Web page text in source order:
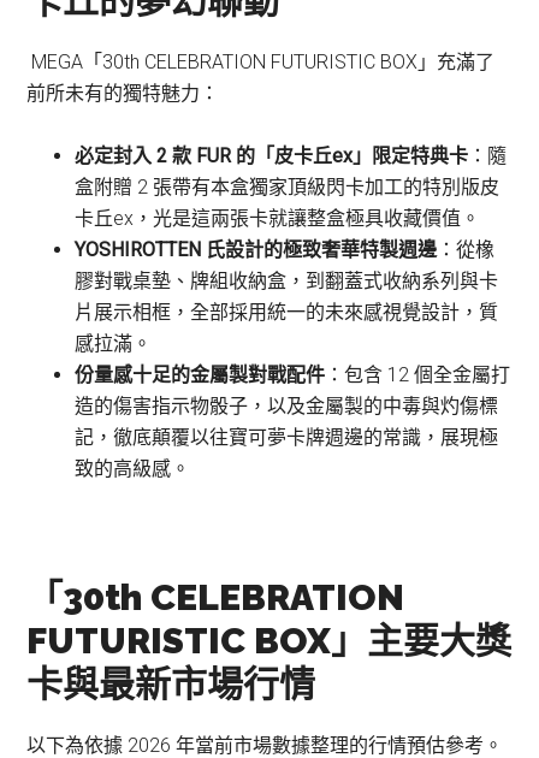
MEGA「30th CELEBRATION FUTURISTIC BOX」充滿了
前所未有的獨特魅力：
必定封入 2 款 FUR 的「皮卡丘ex」限定特典卡 ：隨
盒附贈 2 張帶有本盒獨家頂級閃卡加工的特別版皮
卡丘ex，光是這兩張卡就讓整盒極具收藏價值。
YOSHIROTTEN 氏設計的極致奢華特製週邊 ：從橡
膠對戰桌墊、牌組收納盒，到翻蓋式收納系列與卡
片展示相框，全部採用統一的未來感視覺設計，質
感拉滿。
份量感十足的金屬製對戰配件 ：包含 12 個全金屬打
造的傷害指示物骰子，以及金屬製的中毒與灼傷標
記，徹底顛覆以往寶可夢卡牌週邊的常識，展現極
致的高級感。
「30th CELEBRATION
FUTURISTIC BOX」 主要大獎
卡與最新市場行情
以下為依據 2026 年當前市場數據整理的行情預估參考。